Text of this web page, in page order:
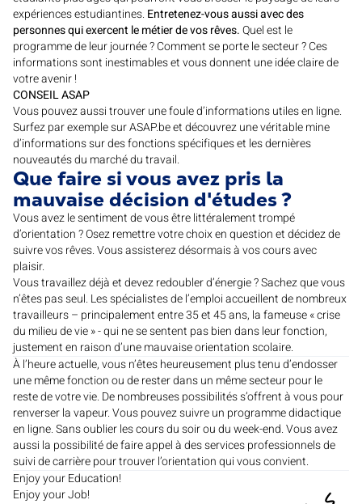
expériences estudiantines. Entretenez-vous aussi avec des
personnes qui exercent le métier de vos rêves.Quel est le
programme de leur journée ? Comment se porte le secteur ? Ces
informations sont inestimables et vous donnent une idée claire de
votre avenir !
CONSEIL ASAP
Vous pouvez aussi trouver une foule d’informations utiles en ligne.
Surfez par exemple sur ASAP.be et découvrez une véritable mine
d’informations sur des fonctions spécifiques et les dernières
nouveautés du marché du travail.
Que faire si vous avez pris la
mauvaise décision d'études ?
Vous avez le sentiment de vous être littéralement trompé
d’orientation ? Osez remettre votre choix en question et décidez de
suivre vos rêves. Vous assisterez désormais à vos cours avec
plaisir.
Vous travaillez déjà et devez redoubler d’énergie ? Sachez que vous
n’êtes pas seul. Les spécialistes de l’emploi accueillent de nombreux
travailleurs – principalement entre 35 et 45 ans, la fameuse « crise
du milieu de vie » - qui ne se sentent pas bien dans leur fonction,
justement en raison d’une mauvaise orientation scolaire.
À l’heure actuelle, vous n’êtes heureusement plus tenu d’endosser
une même fonction ou de rester dans un même secteur pour le
reste de votre vie. De nombreuses possibilités s’offrent à vous pour
renverser la vapeur. Vous pouvez suivre un programme didactique
en ligne. Sans oublier les cours du soir ou du week-end. Vous avez
aussi la possibilité de faire appel à des services professionnels de
suivi de carrière pour trouver l’orientation qui vous convient.
Enjoy your Education!
Enjoy your Job!